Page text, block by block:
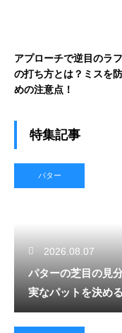
アプローチで逆目のラ
の打ち方とは？ミスを
めの注意点！
特集記事
パター
2026.08.07
パターの芝目の見
実なパットを決める